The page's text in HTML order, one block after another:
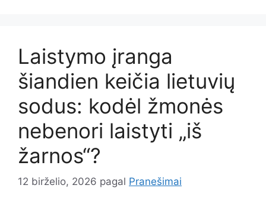
Laistymo įranga
šiandien keičia lietuvių
sodus: kodėl žmonės
nebenori laistyti „iš
žarnos“?
12 birželio, 2026 pagal Pranešimai